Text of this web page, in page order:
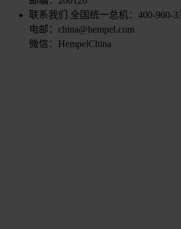
联系我们
全国统一总机：400-960-
电邮：china@hempel.com
微信：HempelChina